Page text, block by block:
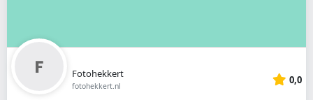
Fotohekkert
fotohekkert.nl 0,0